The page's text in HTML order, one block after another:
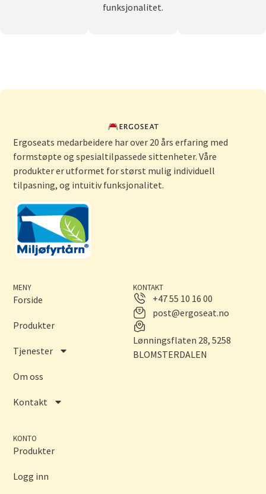
funksjonalitet.
Ergoseats medarbeidere har over 20 års erfaring med
formstøpte og spesialtilpassede sittenheter. Våre
produkter er utformet for størst mulig individuell
tilpasning, og intuitiv funksjonalitet.
MENY
Forside
Produkter
Tjenester
Om oss
Kontakt
KONTAKT
+47 55 10 16 00
post@ergoseat.no
Lønningsflaten 28, 5258
BLOMSTERDALEN
KONTO
Produkter
Logg inn